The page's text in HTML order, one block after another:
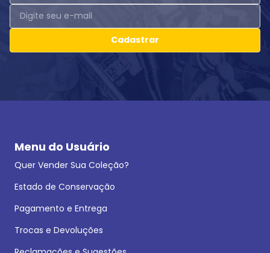
Cadastrar
Menu do Usuário
Quer Vender Sua Coleção?
Estado de Conservação
Pagamento e Entrega
Trocas e Devoluções